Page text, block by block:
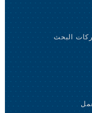
البحث